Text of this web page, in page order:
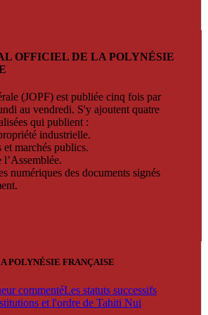
OFFICIEL DE LA POLYNÉSIE
(JOPF) est publiée cinq fois par
au vendredi. S'y ajoutent quatre
qui publient :
industrielle.
et marchés publics.
l’Assemblée.
numériques des documents signés
POLYNÉSIE FRANÇAISE
commentéLes statuts successifs
et l'ordre de Tahiti Nui